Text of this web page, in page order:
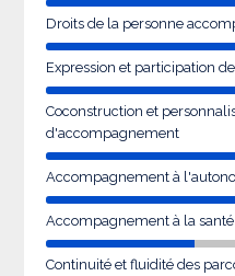
Droits de la personne
Expression et participation
Coconstruction et
d'accompagnement
Accompagnement à
Accompagnement à la santé
Continuité et fluidité des